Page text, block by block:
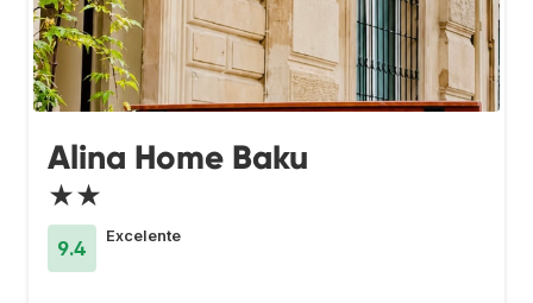
Alina Home Baku
★★
9.4
Excelente